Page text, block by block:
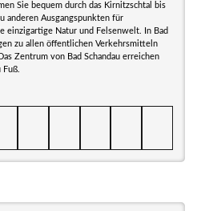
Sie bequem durch das Kirnitzschtal bis
anderen Ausgangspunkten für
einzigartige Natur und Felsenwelt. In Bad
zu allen öffentlichen Verkehrsmitteln
Zentrum von Bad Schandau erreichen